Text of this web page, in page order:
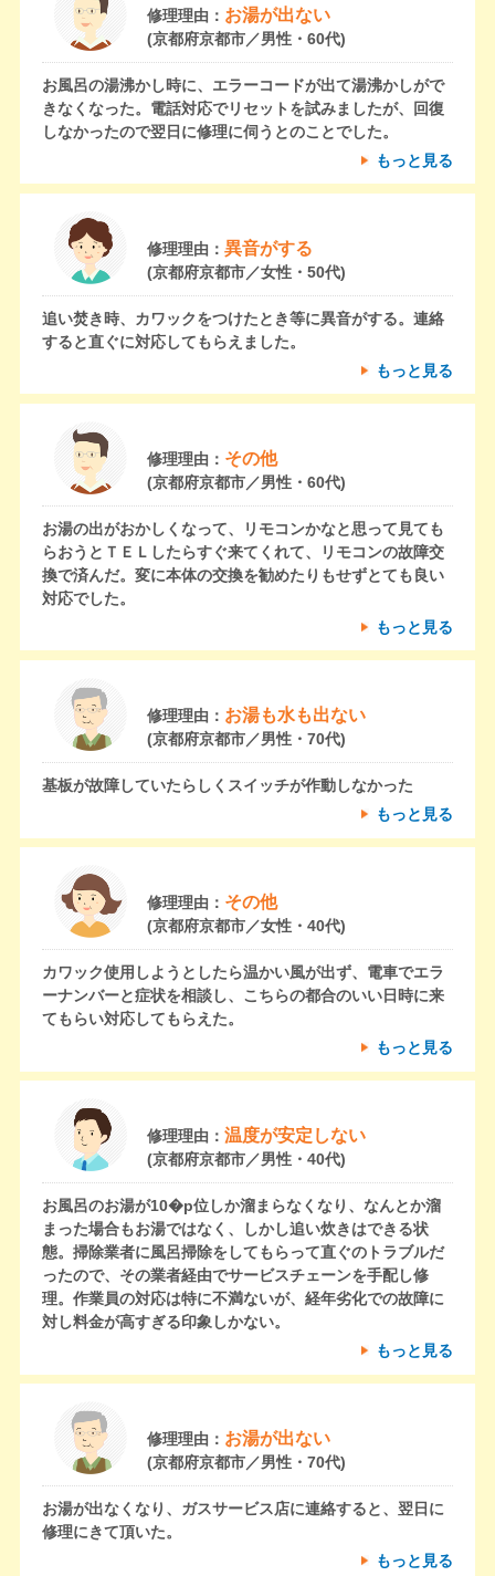
修理理由： お湯が出ない
(京都府京都市／男性・60代)
お風呂の湯沸かし時に、エラーコードが出て湯沸かしがで
きなくなった。電話対応でリセットを試みましたが、回復
しなかったので翌日に修理に伺うとのことでした。
もっと見る
修理理由： 異音がする
(京都府京都市／女性・50代)
追い焚き時、カワックをつけたとき等に異音がする。連絡
すると直ぐに対応してもらえました。
もっと見る
修理理由： その他
(京都府京都市／男性・60代)
お湯の出がおかしくなって、リモコンかなと思って見ても
らおうとＴＥＬしたらすぐ来てくれて、リモコンの故障交
換で済んだ。変に本体の交換を勧めたりもせずとても良い
対応でした。
もっと見る
修理理由： お湯も水も出ない
(京都府京都市／男性・70代)
基板が故障していたらしくスイッチが作動しなかった
もっと見る
修理理由： その他
(京都府京都市／女性・40代)
カワック使用しようとしたら温かい風が出ず、電車でエラ
ーナンバーと症状を相談し、こちらの都合のいい日時に来
てもらい対応してもらえた。
もっと見る
修理理由： 温度が安定しない
(京都府京都市／男性・40代)
お風呂のお湯が10�p位しか溜まらなくなり、なんとか溜
まった場合もお湯ではなく、しかし追い炊きはできる状
態。掃除業者に風呂掃除をしてもらって直ぐのトラブルだ
ったので、その業者経由でサービスチェーンを手配し修
理。作業員の対応は特に不満ないが、経年劣化での故障に
対し料金が高すぎる印象しかない。
もっと見る
修理理由： お湯が出ない
(京都府京都市／男性・70代)
お湯が出なくなり、ガスサービス店に連絡すると、翌日に
修理にきて頂いた。
もっと見る